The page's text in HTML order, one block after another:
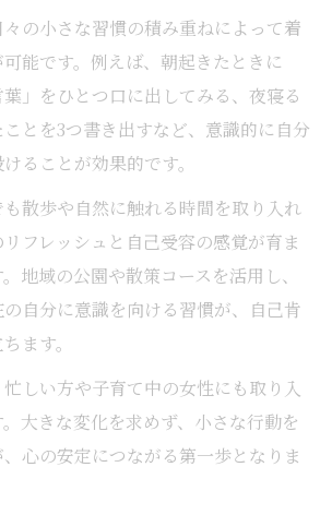
の小さな習慣の積み重ねによって着
能です。例えば、朝起きたときに
葉」をひとつ口に出してみる、夜寝る
とを3つ書き出すなど、意識的に自分
ることが効果的です。
散歩や自然に触れる時間を取り入れ
フレッシュと自己受容の感覚が育ま
地域の公園や散策コースを活用し、
自分に意識を向ける習慣が、自己肯
ます。
しい方や子育て中の女性にも取り入
大きな変化を求めず、小さな行動を
心の安定につながる第一歩となりま